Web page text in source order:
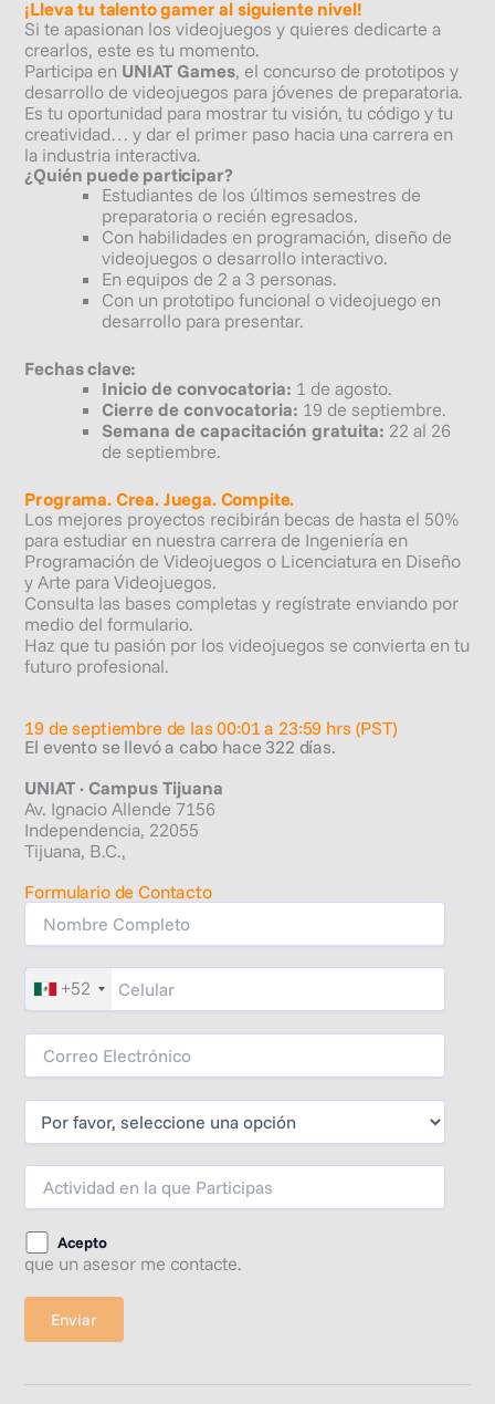
¡Lleva tu talento gamer al siguiente nivel!
Si te apasionan los videojuegos y quieres dedicarte a
crearlos, este es tu momento.
Participa en UNIAT Games, el concurso de prototipos y
desarrollo de videojuegos para jóvenes de preparatoria.
Es tu oportunidad para mostrar tu visión, tu código y tu
creatividad… y dar el primer paso hacia una carrera en
la industria interactiva.
¿Quién puede participar?
Estudiantes de los últimos semestres de
preparatoria o recién egresados.
Con habilidades en programación, diseñode
videojuegos o desarrollo interactivo.
En equipos de 2 a 3 personas.
Con un prototipo funcional o videojuego en
desarrollo para presentar.
Fechas clave:
Inicio de convocatoria: 1 de agosto.
Cierre de convocatoria: 19 de septiembre.
Semana de capacitación gratuita: 22 al 26
de septiembre.
Programa. Crea. Juega. Compite.
Los mejores proyectos recibirán becas de hasta el 50%
para estudiar en nuestra carrera de Ingeniería en
Programación de Videojuegos o Licenciatura en Diseño
y Arte para Videojuegos.
Consulta las bases completas y regístrate enviando por
medio del formulario.
Haz que tu pasión por los videojuegos se convierta en tu
futuro profesional.
19 de septiembre de las 00:01 a 23:59 hrs (PST)
El evento se llevó a cabo hace 322 días.
UNIAT · Campus Tijuana
Av. Ignacio Allende 7156
Independencia, 22055
Tijuana, B.C.,
Formulario de Contacto
+52
Acepto
que un asesor me contacte.